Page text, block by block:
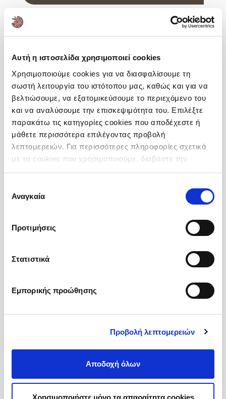
Αυτή η ιστοσελίδα χρησιμοποιεί cookies
Χρησιμοποιούμε cookies για να διασφαλίσουμε τη
σωστή λειτουργία του ιστότοπου μας, καθώς και για να
βελτιώσουμε, να εξατομικεύσουμε το περιεχόμενο του
και να αναλύσουμε την επισκεψιμότητα του. Επιλέξτε
παρακάτω τις κατηγορίες cookies που αποδέχεστε ή
μάθετε περισσότερα επιλέγοντας προβολή
λεπτομερειών. Για περισσότερες πληροφορίες σχετικά
με τα cookies που χρησιμοποιούμε, διαβάστε την
πολιτική μας για τα cookies.
συγκατάθεσης
Αναγκαία
Προτιμήσεις
Στατιστικά
Εμπορικής προώθησης
Προβολή λεπτομερειών
Αποδοχή όλων
Χρησιμοποιήστε μόνο τα απαραίτητα cookies
30 - 33
Συσκευσία :